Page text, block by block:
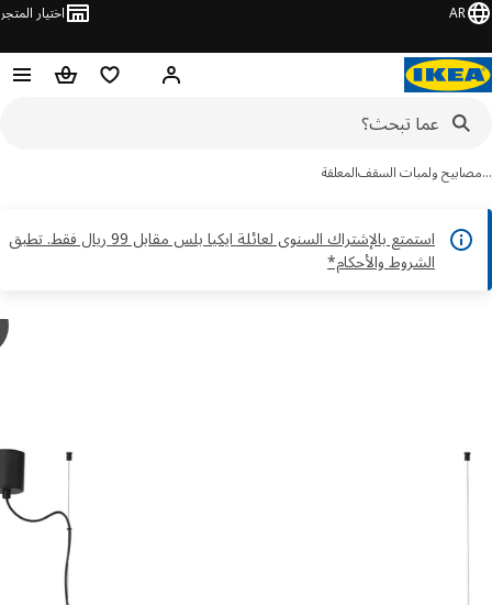
AR اختيار المتجر
مرحباً! تسجيل الدخول أو
قائمة التسوقسلة التسوق
ولمبات السقفالمعلقة
استمتع بالإشتراك السنوى لعائلة ايكيا بلس مقابل 99 ريال فقط. تطبق
الشروط والأحكام*